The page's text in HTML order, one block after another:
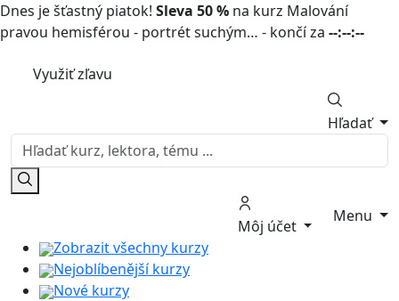
Dnes je šťastný piatok! Sleva 50 % na kurz Malování
pravou hemisférou - portrét suchým… - končí za --:--:--
Využiť zľavu
Hľadať
Môj účet
Menu
Zobrazit všechny kurzy
Nejoblíbenější kurzy
Nové kurzy